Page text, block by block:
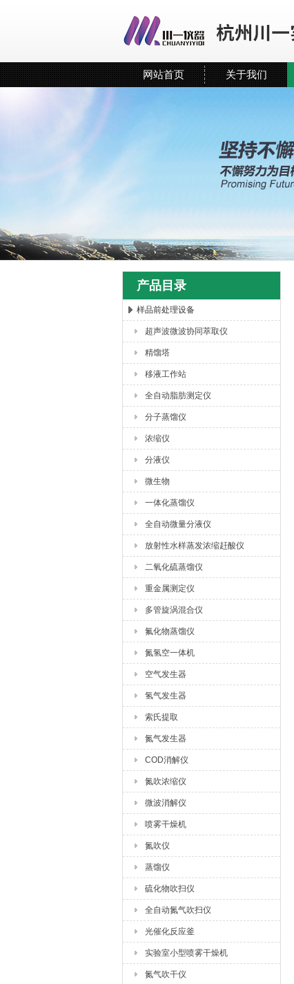
杭州川一实验仪器有限公司
网站首页 关于我们
产品目录
样品前处理设备
超声波微波协同萃取仪
精馏塔
移液工作站
全自动脂肪测定仪
分子蒸馏仪
浓缩仪
分液仪
微生物
一体化蒸馏仪
全自动微量分液仪
放射性水样蒸发浓缩赶酸仪
二氧化硫蒸馏仪
重金属测定仪
多管旋涡混合仪
氟化物蒸馏仪
氮氢空一体机
空气发生器
氢气发生器
索氏提取
氮气发生器
COD消解仪
氮吹浓缩仪
微波消解仪
喷雾干燥机
氮吹仪
蒸馏仪
硫化物吹扫仪
全自动氮气吹扫仪
光催化反应釜
实验室小型喷雾干燥机
氮气吹干仪